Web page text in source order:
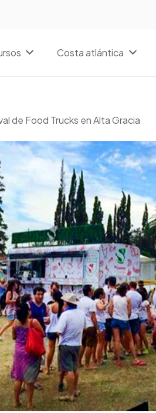
Costa atlántica
de Food Trucks en Alta Gracia